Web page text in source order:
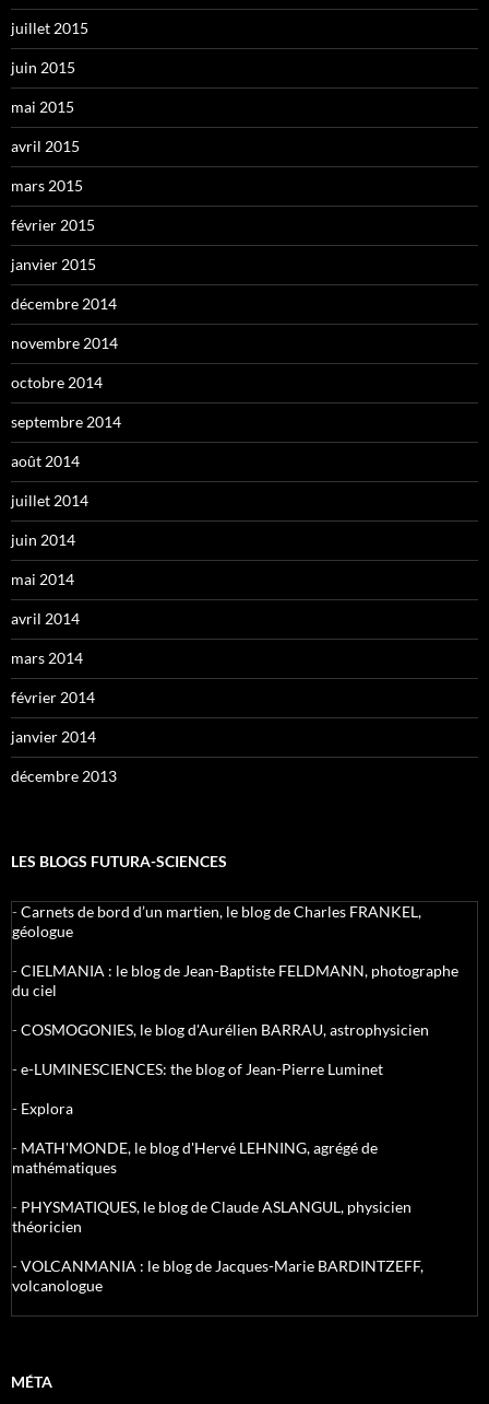
juillet 2015
juin 2015
mai 2015
avril 2015
mars 2015
février 2015
janvier 2015
décembre 2014
novembre 2014
octobre 2014
septembre 2014
août 2014
juillet 2014
juin 2014
mai 2014
avril 2014
mars 2014
février 2014
janvier 2014
décembre 2013
LES BLOGS FUTURA-SCIENCES
-Carnets de bord d’un martien, le blog de Charles FRANKEL,
géologue
-CIELMANIA : le blog de Jean-Baptiste FELDMANN, photographe
du ciel
-COSMOGONIES, le blog d'Aurélien BARRAU, astrophysicien
-e-LUMINESCIENCES: the blog of Jean-Pierre Luminet
- Explora
- MATH'MONDE, le blog d'Hervé LEHNING, agrégé de
mathématiques
- PHYSMATIQUES, le blog de Claude ASLANGUL, physicien
théoricien
-VOLCANMANIA : le blog de Jacques-Marie BARDINTZEFF,
volcanologue
MÉTA